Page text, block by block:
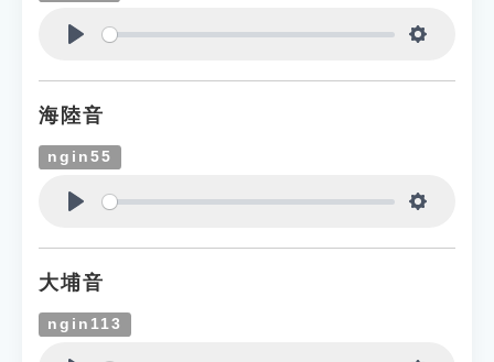
海陸音
ngin55
大埔音
ngin113